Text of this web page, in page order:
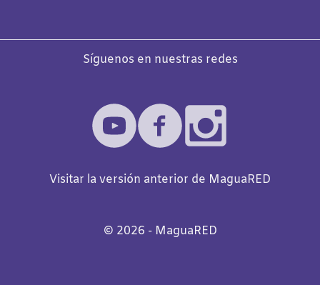
Síguenos en nuestras redes
Visitar la versión anterior de MaguaRED
©️ 2026 - MaguaRED